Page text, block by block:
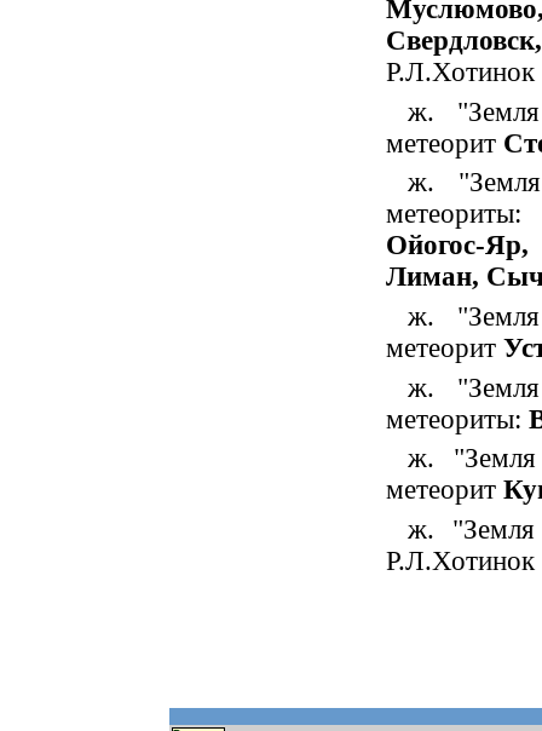
ж.
метеорит
ж.
Ойогос-
Лиман,
ж.
метеорит
ж.
метеориты:
ж.
метеорит
ж.
Р.Л.Хотинок